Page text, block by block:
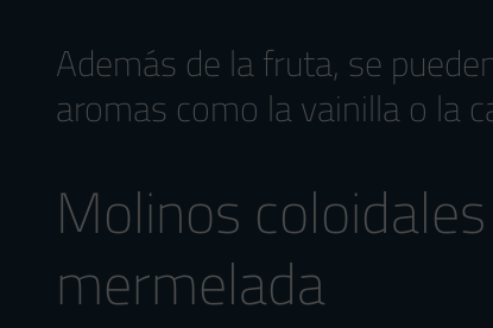
Además de la fruta, se
aromas como la vainilla o la
Molinos
mermelada